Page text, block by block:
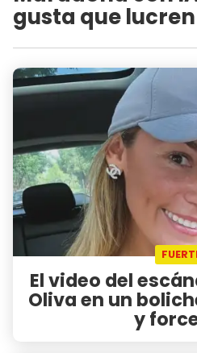
gusta que
El video del
Oliva en un
y